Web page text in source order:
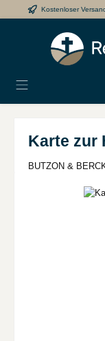
Zum Hauptinhalt
Kostenloser
Karte zur
BUTZON &
Bildergalerie